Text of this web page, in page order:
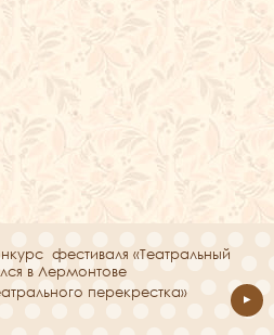
фестиваля «Театральный
в Лермонтове
перекрестка»